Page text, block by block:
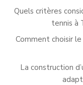
Quels critères
tennis à
Comment choisir
La construction